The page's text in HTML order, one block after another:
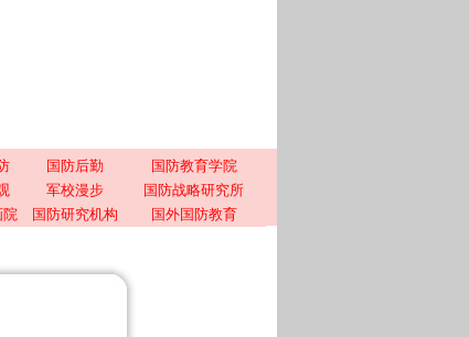
国防后勤
国防教育学院
军校漫步
国防战略研究所
院 国防研究机构 国外国防教育